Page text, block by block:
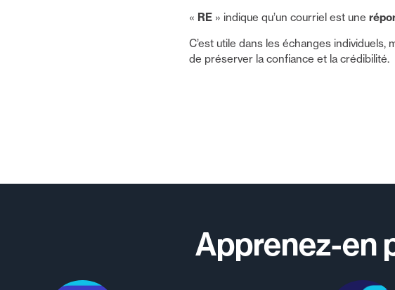
« RE» indique qu’un courriel est une
C’est utile dans les échanges
de préserver la confiance et la crédibilité.
Apprenez-en